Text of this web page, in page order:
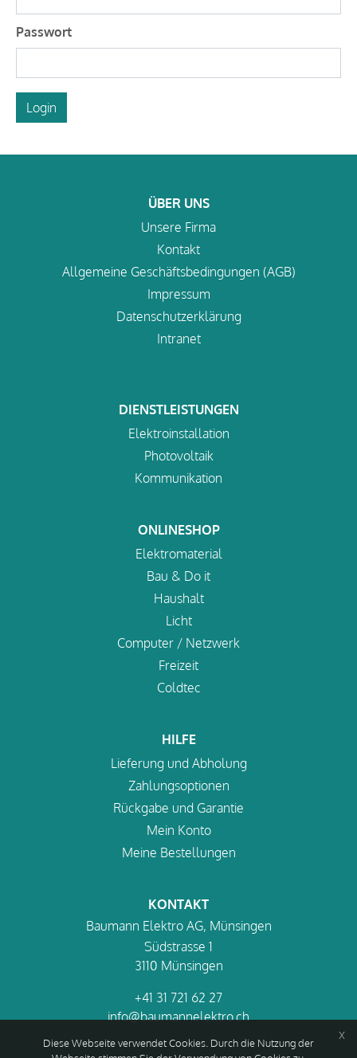
Passwort
Login
ÜBER UNS
Unsere Firma
Kontakt
Allgemeine Geschäftsbedingungen (AGB)
Impressum
Datenschutzerklärung
Intranet
DIENSTLEISTUNGEN
Elektroinstallation
Photovoltaik
Kommunikation
ONLINESHOP
Elektromaterial
Bau & Do it
Haushalt
Licht
Computer / Netzwerk
Freizeit
Coldtec
HILFE
Lieferung und Abholung
Zahlungsoptionen
Rückgabe und Garantie
Mein Konto
Meine Bestellungen
KONTAKT
Baumann Elektro AG, Münsingen
Südstrasse 1
3110 Münsingen
+41 31 721 62 27
info@baumannelektro.ch
Diese Webseite verwendet Cookies. Durch die Nutzung der
x